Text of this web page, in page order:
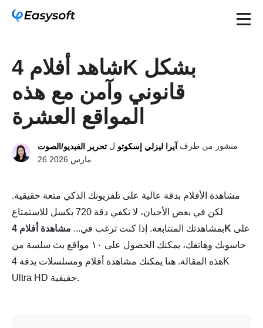
شاهد أفلام 4K بشكل
قانوني وآمن مع هذه
المواقع العشرة
منشور من طرف آيرا ليزلي إسكوتو ل تحرير الفيديو/الصوت
26 مارس 2026
مشاهدة الأفلام بدقة عالية على تلفزيونك الذكي متعة حقيقية.
لكن في بعض الأحيان، لا تكفي دقة 720 بكسل للاستمتاع
بمشاهدتك المتتابعة. إذا كنت ترغب في... مشاهدة أفلام 4K
حاسوبك وهاتفك، يمكنك الحصول على ١٠ مواقع بث سلسة من
هذه المقالة. هنا يمكنك مشاهدة أفلام ومسلسلات بدقة 4K
Ultra HD حقيقية.